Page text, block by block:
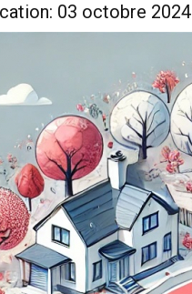
03 octobre 2024